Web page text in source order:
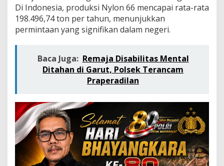
l
a
m
I
u
s
M
a
n
u
f
a
k
Di Indonesia, produksi Nylon 66 mencapai rata-rata
198.496,74 ton per tahun, menunjukkan
permintaan yang signifikan dalam negeri.
Baca Juga: Remaja Disabilitas Mental
Ditahan di Garut, Polsek Terancam
Praperadilan